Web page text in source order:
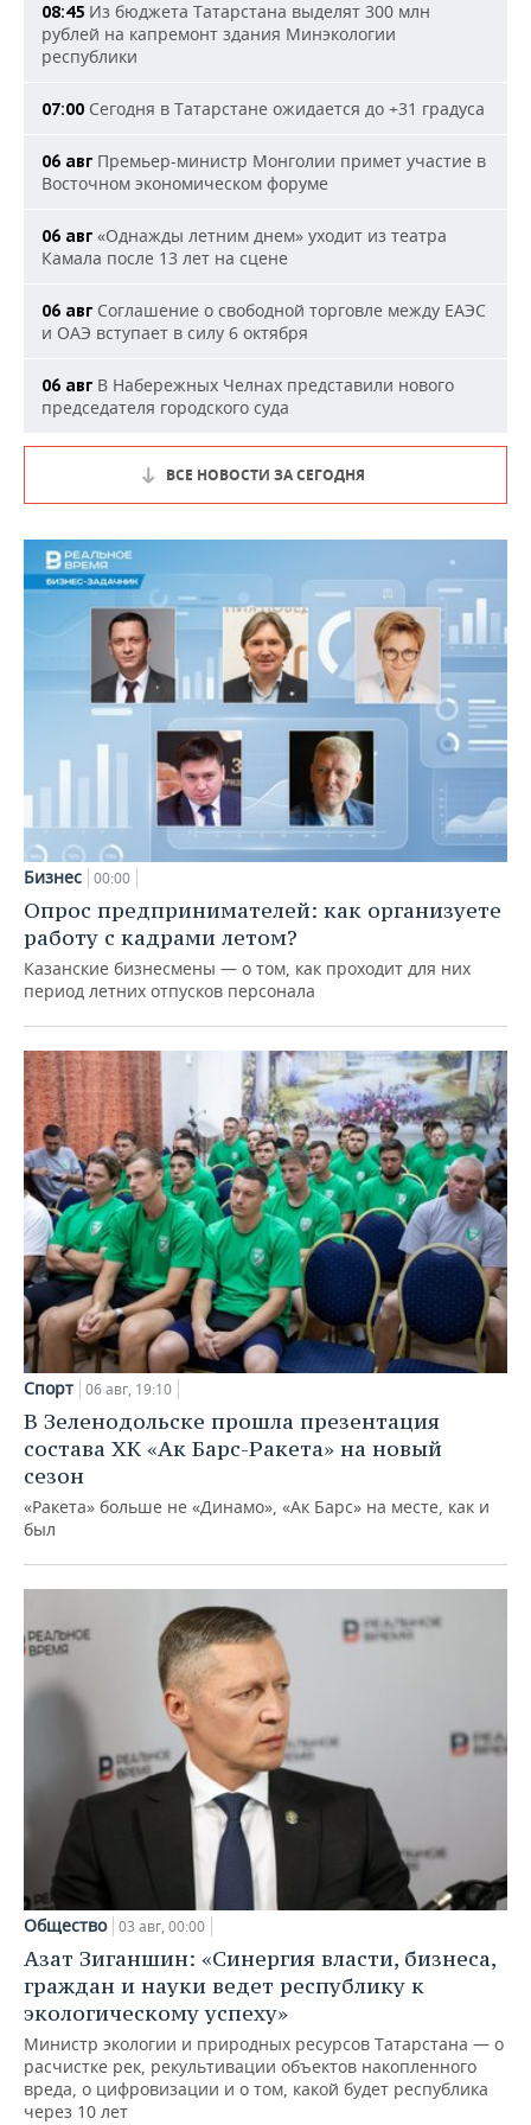
08:45 Из бюджета Татарстана выделят 300 млн
рублей на капремонт здания Минэкологии
республики
07:00 Сегодня в Татарстане ожидается до +31 градуса
06 авг Премьер-министр Монголии примет участие в
Восточном экономическом форуме
06 авг «Однажды летним днем» уходит из театра
Камала после 13 лет на сцене
06 авг Соглашение о свободной торговле между ЕАЭС
и ОАЭ вступает в силу 6 октября
06 авг В Набережных Челнах представили нового
председателя городского суда
ВСЕ НОВОСТИ ЗА СЕГОДНЯ
Бизнес 00:00
Опрос предпринимателей: как организуете
работу с кадрами летом?
Казанские бизнесмены — о том, как проходит для них
период летних отпусков персонала
Спорт 06 авг, 19:10
В Зеленодольске прошла презентация
состава ХК «Ак Барс-Ракета» на новый
сезон
«Ракета» больше не «Динамо», «Ак Барс» на месте, как и
был
Общество 03 авг, 00:00
Азат Зиганшин: «Синергия власти, бизнеса,
граждан и науки ведет республику к
экологическому успеху»
Министр экологии и природных ресурсов Татарстана — о
расчистке рек, рекультивации объектов накопленного
вреда, о цифровизации и о том, какой будет республика
через 10 лет